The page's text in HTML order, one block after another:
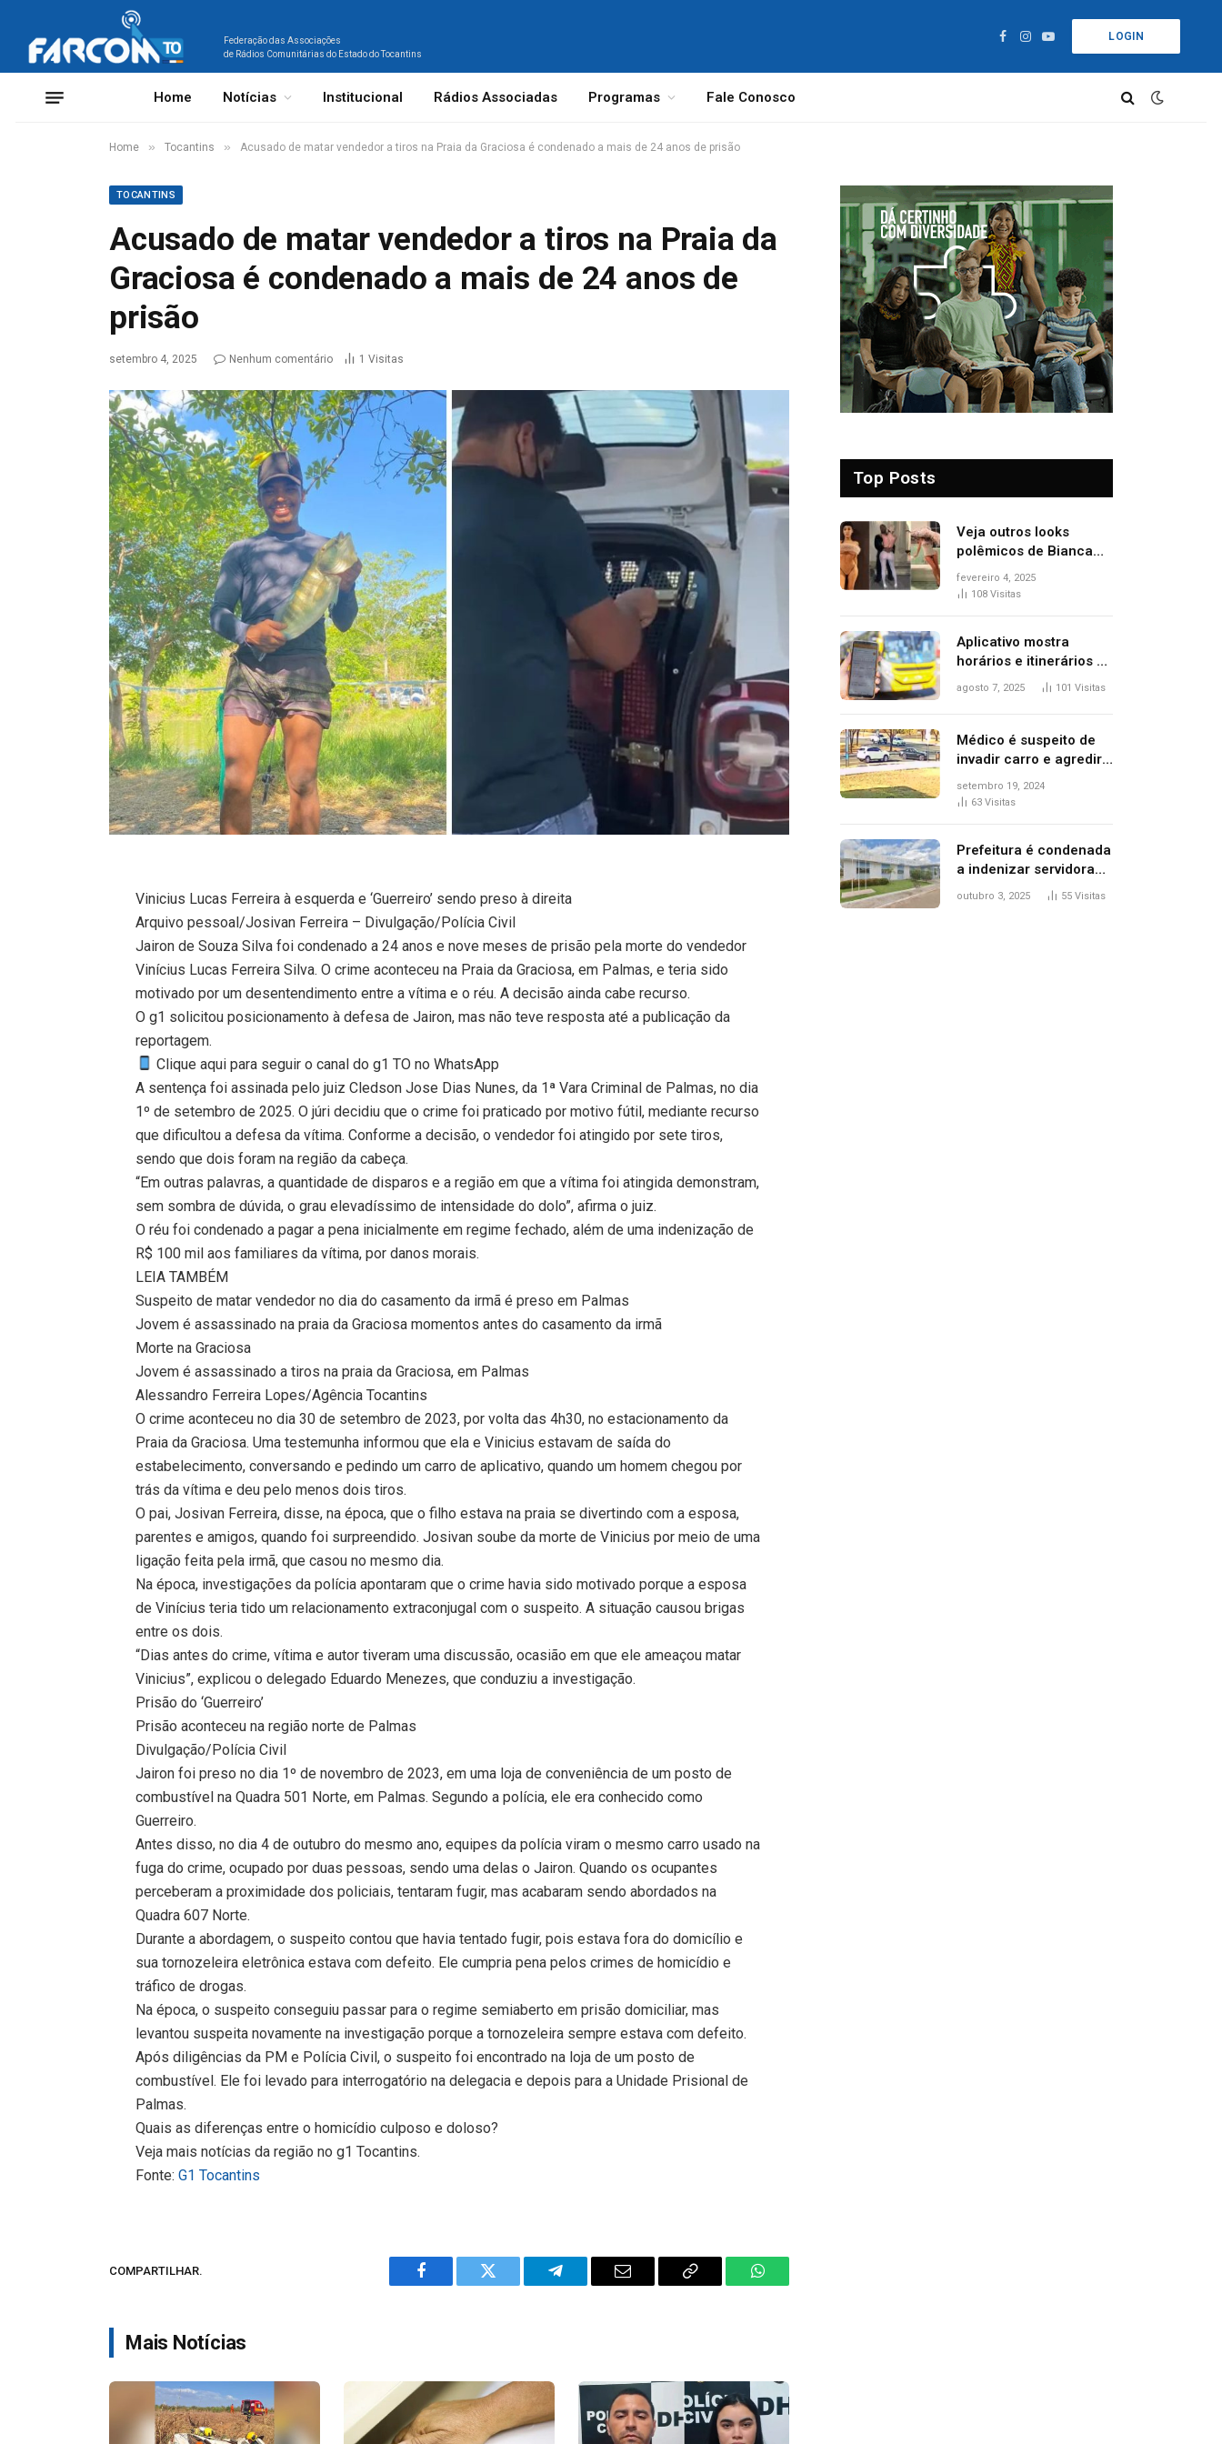
Federação das Associações
de Rádios Comunitárias do Estado do Tocantins
Facebook
Instagram
YouTube
LOGIN
Home Notícias Institucional Rádios Associadas Programas Fale Conosco
Home » Tocantins » Acusado de matar vendedor a tiros na Praia da Graciosa é condenado a mais de 24 anos de prisão
TOCANTINS
Acusado de matar vendedor a tiros na Praia da
Graciosa é condenado a mais de 24 anos de
prisão
setembro 4, 2025 Nenhum comentário 1 Visitas
Vinicius Lucas Ferreira à esquerda e ‘Guerreiro’ sendo preso à direita
Arquivo pessoal/Josivan Ferreira – Divulgação/Polícia Civil
Jairon de Souza Silva foi condenado a 24 anos e nove meses de prisão pela morte do vendedor
Vinícius Lucas Ferreira Silva. O crime aconteceu na Praia da Graciosa, em Palmas, e teria sido
motivado por um desentendimento entre a vítima e o réu. A decisão ainda cabe recurso.
O g1 solicitou posicionamento à defesa de Jairon, mas não teve resposta até a publicação da
reportagem.
Clique aqui para seguir o canal do g1 TO no WhatsApp
A sentença foi assinada pelo juiz Cledson Jose Dias Nunes, da 1ª Vara Criminal de Palmas, no dia
1º de setembro de 2025. O júri decidiu que o crime foi praticado por motivo fútil, mediante recurso
que dificultou a defesa da vítima. Conforme a decisão, o vendedor foi atingido por sete tiros,
sendo que dois foram na região da cabeça.
“Em outras palavras, a quantidade de disparos e a região em que a vítima foi atingida demonstram,
sem sombra de dúvida, o grau elevadíssimo de intensidade do dolo”, afirma o juiz.
O réu foi condenado a pagar a pena inicialmente em regime fechado, além de uma indenização de
R$ 100 mil aos familiares da vítima, por danos morais.
LEIA TAMBÉM
Suspeito de matar vendedor no dia do casamento da irmã é preso em Palmas
Jovem é assassinado na praia da Graciosa momentos antes do casamento da irmã
Morte na Graciosa
Jovem é assassinado a tiros na praia da Graciosa, em Palmas
Alessandro Ferreira Lopes/Agência Tocantins
O crime aconteceu no dia 30 de setembro de 2023, por volta das 4h30, no estacionamento da
Praia da Graciosa. Uma testemunha informou que ela e Vinicius estavam de saída do
estabelecimento, conversando e pedindo um carro de aplicativo, quando um homem chegou por
trás da vítima e deu pelo menos dois tiros.
O pai, Josivan Ferreira, disse, na época, que o filho estava na praia se divertindo com a esposa,
parentes e amigos, quando foi surpreendido. Josivan soube da morte de Vinicius por meio de uma
ligação feita pela irmã, que casou no mesmo dia.
Na época, investigações da polícia apontaram que o crime havia sido motivado porque a esposa
de Vinícius teria tido um relacionamento extraconjugal com o suspeito. A situação causou brigas
entre os dois.
“Dias antes do crime, vítima e autor tiveram uma discussão, ocasião em que ele ameaçou matar
Vinicius”, explicou o delegado Eduardo Menezes, que conduziu a investigação.
Prisão do ‘Guerreiro’
Prisão aconteceu na região norte de Palmas
Divulgação/Polícia Civil
Jairon foi preso no dia 1º de novembro de 2023, em uma loja de conveniência de um posto de
combustível na Quadra 501 Norte, em Palmas. Segundo a polícia, ele era conhecido como
Guerreiro.
Antes disso, no dia 4 de outubro do mesmo ano, equipes da polícia viram o mesmo carro usado na
fuga do crime, ocupado por duas pessoas, sendo uma delas o Jairon. Quando os ocupantes
perceberam a proximidade dos policiais, tentaram fugir, mas acabaram sendo abordados na
Quadra 607 Norte.
Durante a abordagem, o suspeito contou que havia tentado fugir, pois estava fora do domicílio e
sua tornozeleira eletrônica estava com defeito. Ele cumpria pena pelos crimes de homicídio e
tráfico de drogas.
Na época, o suspeito conseguiu passar para o regime semiaberto em prisão domiciliar, mas
levantou suspeita novamente na investigação porque a tornozeleira sempre estava com defeito.
Após diligências da PM e Polícia Civil, o suspeito foi encontrado na loja de um posto de
combustível. Ele foi levado para interrogatório na delegacia e depois para a Unidade Prisional de
Palmas.
Quais as diferenças entre o homicídio culposo e doloso?
Veja mais notícias da região no g1 Tocantins.
Fonte:G1 Tocantins
COMPARTILHAR.
Facebook Twitter Telegram Email
Copy
WhatsApp
Mais Notícias
Top Posts
Veja outros looks
polêmicos de Bianca
Censori, esposa de
Kanye West que
fevereiro 4, 2025
108 Visitas
Aplicativo mostra
horários e itinerários de
ônibus a usuários do
agosto 7, 2025 101 Visitas
Médico é suspeito de
invadir carro e agredir
delegado aposentado
durante confusão no
setembro 19, 2024
63 Visitas
Prefeitura é condenada
a indenizar servidora
temporária demitida
outubro 3, 2025 55 Visitas